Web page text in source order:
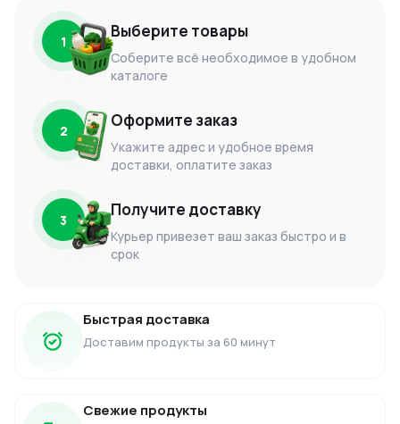
1 Выберите товары
Соберите всё необходимое в удобном
каталоге
2 Оформите заказ
Укажите адрес и удобное время
доставки, оплатите заказ
3 Получите доставку
Курьер привезет ваш заказ быстро и в
срок
Быстрая доставка
Доставим продукты за 60 минут
Свежие продукты